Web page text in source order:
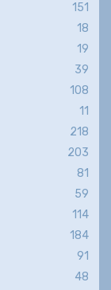
151
18
19
39
108
11
218
203
81
59
114
184
91
48